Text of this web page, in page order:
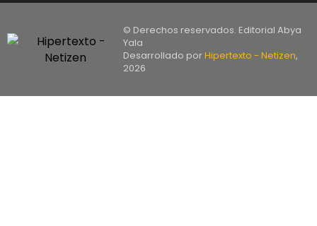
© Derechos reservados. Editorial Abya
Yala
Desarrollado porHipertexto - Netizen,
2026